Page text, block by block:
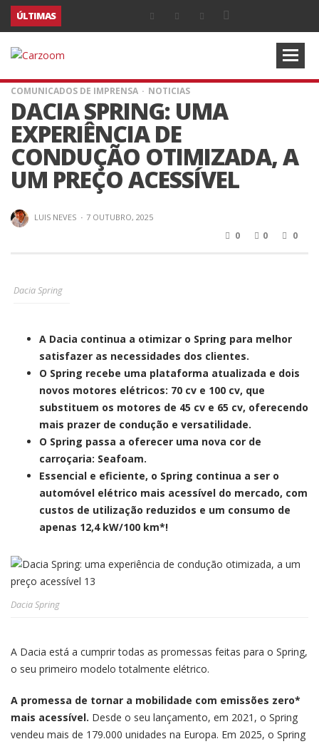
ÚLTIMAS
COMUNICADOS DE IMPRENSA NOTICIAS
DACIA SPRING: UMA
EXPERIÊNCIA DE
CONDUÇÃO OTIMIZADA, A
UM PREÇO ACESSÍVEL
LUIS NEVES · 7 OUTUBRO, 2025
0 0 0
Dacia Spring
A Dacia continua a otimizar o Spring para melhor
satisfazer as necessidades dos clientes.
O Spring recebe uma plataforma atualizada e dois
novos motores elétricos: 70 cv e 100 cv, que
substituem os motores de 45 cv e 65 cv, oferecendo
mais prazer de condução e versatilidade.
O Spring passa a oferecer uma nova cor de
carroçaria: Seafoam.
Essencial e eficiente, o Spring continua a ser o
automóvel elétrico mais acessível do mercado, com
custos de utilização reduzidos e um consumo de
apenas 12,4 kW/100 km*!
Dacia Spring
A Dacia está a cumprir todas as promessas feitas para o Spring,
o seu primeiro modelo totalmente elétrico.
A promessa de tornar a mobilidade com emissões zero*
mais acessível. Desde o seu lançamento, em 2021, o Spring
vendeu mais de 179.000 unidades na Europa. Em 2025, o Spring